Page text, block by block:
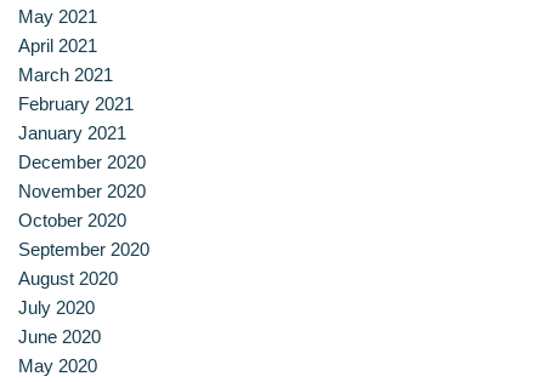
สาขาวิชาโภชนาการและการประกอบอาหารเพื่อการสร้างเสริม
สมรรถภาพและการชะลอวัย
หน้าแรก
หลักสูตรอบรมฟรี (Reskill Upskill)
อาหารเพื่อสุขภาพ ดีต่อกายและใจ
อาหารไทยรสเลิศ
เรียนรู้เทคนิคอาหารนานาชาติ
May 2021
April 2021
March 2021
February 2021
January 2021
December 2020
November 2020
October 2020
September 2020
August 2020
July 2020
June 2020
May 2020